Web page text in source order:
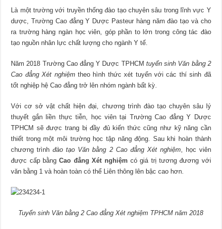
Là một trường với truyền thống đào tạo chuyên sâu trong lĩnh vực Y
dược, Trường Cao đẳng Y Dược Pasteur hàng năm đào tạo và cho
ra trường hàng ngàn học viên, góp phần to lớn trong công tác đào
tạo nguồn nhân lực chất lượng cho ngành Y tế.
Năm 2018 Trường Cao đẳng Y Dược TPHCM tuyển sinh Văn bằng 2
Cao đẳng Xét nghiệmtheo hình thức xét tuyển với các thí sinh đã
tốt nghiệp hệ Cao đẳng trở lên nhóm ngành bất kỳ.
Với cơ sở vật chất hiện đại, chương trình đào tạo chuyên sâu lý
thuyết gắn liền thực tiễn, học viên tại Trường Cao đẳng Y Dược
TPHCM sẽ được trang bị đầy đủ kiến thức cũng như kỹ năng cần
thiết trong một môi trường học tập năng động. Sau khi hoàn thành
chương trìnhđào tạo Văn bằng 2 Cao đẳng Xét nghiệm, học viên
được cấp bằngCao đẳng Xét nghiệm có giá trị tương đương với
văn bằng 1 và hoàn toàn có thể Liên thông lên bậc cao hơn.
Tuyển sinh Văn bằng 2 Cao đẳng Xét nghiệm TPHCM năm 2018